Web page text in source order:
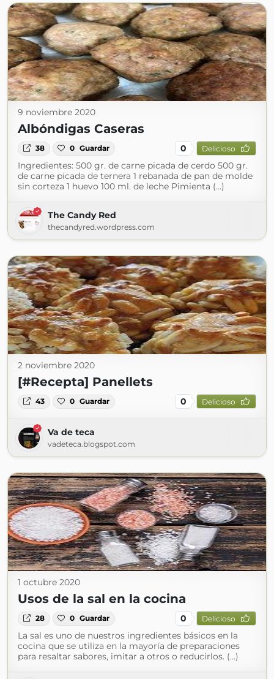
9 noviembre 2020
Albóndigas Caseras
38 0 Guardar 0 Delicioso
Ingredientes: 500 gr. de carne picada de cerdo 500 gr.
de carne picada de ternera 1 rebanada de pan de molde
sin corteza 1 huevo 100 ml. de leche Pimienta (...)
The Candy Red
thecandyred.wordpress.com
2 noviembre 2020
[#Recepta] Panellets
43 0 Guardar 0 Delicioso
Va de teca
vadeteca.blogspot.com
1 octubre 2020
Usos de la sal en la cocina
28 0 Guardar 0 Delicioso
La sal es uno de nuestros ingredientes básicos en la
cocina que se utiliza en la mayoría de preparaciones
para resaltar sabores, imitar a otros o reducirlos. (...)